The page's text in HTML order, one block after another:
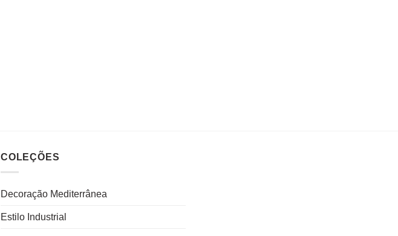
COLEÇÕES
Decoração Mediterrânea
Estilo Industrial